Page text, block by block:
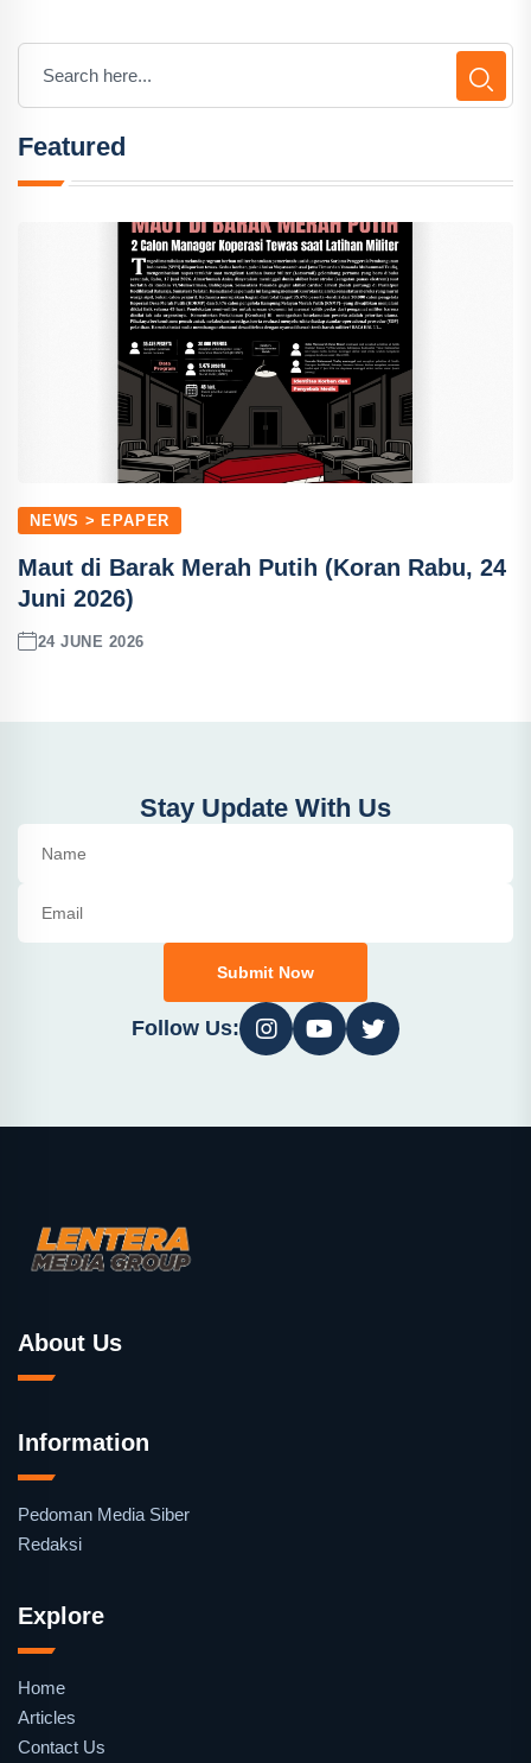
Featured
NEWS > EPAPER
Maut di Barak Merah Putih (Koran Rabu, 24
Juni 2026)
24 JUNE 2026
Stay Update With Us
Submit Now
Follow Us:
About Us
Information
Pedoman Media Siber
Redaksi
Explore
Home
Articles
Contact Us